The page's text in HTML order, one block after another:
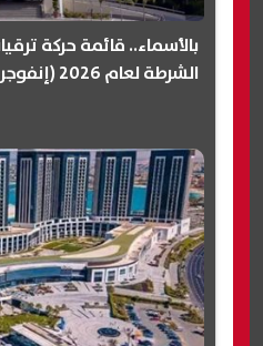
بالأسماء.. قائمة حركة
الشرطة لعام 2026 (إنفوجراف)